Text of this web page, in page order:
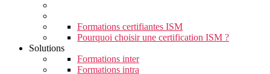
Formations certifiantes ISM
Pourquoi choisir une certification ISM ?
Solutions
Formations inter
Formations intra